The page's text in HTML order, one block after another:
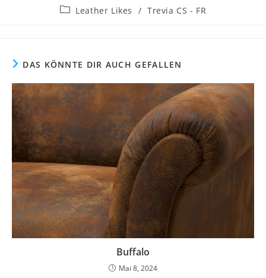
Autor:
veröffentlicht:
Beitrags-
Leather Likes / Trevia CS - FR
DAS KÖNNTE DIR AUCH GEFALLEN
Buffalo
Mai 8, 2024